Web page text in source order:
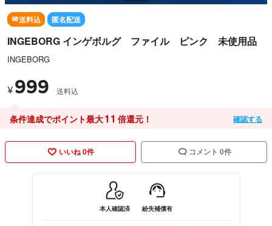
送料込 匿名配送
INGEBORG インゲボルグ ファイル ピンク 未使用品
INGEBORG
¥ 999 送料込
条件達成でポイント最大11 倍還元！ 確認する
いいね 0件 コメント 0件
本人確認済 紛失補償有